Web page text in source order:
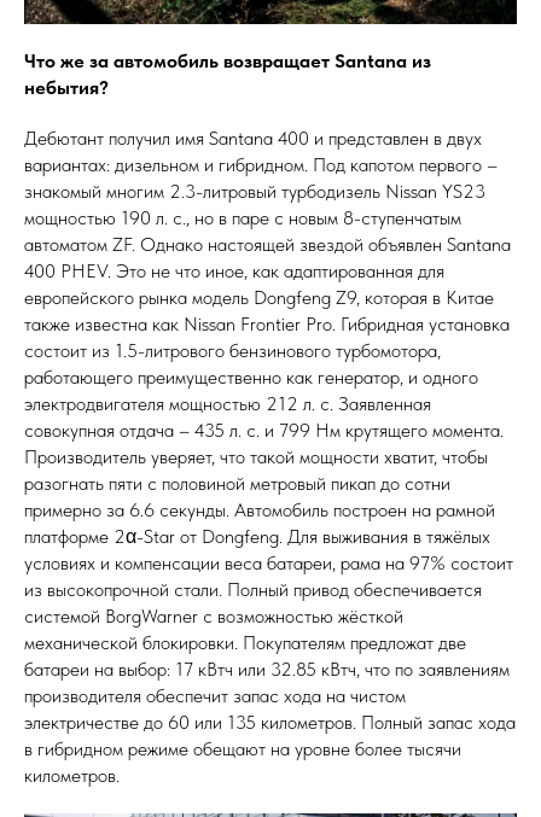
Что же за автомобиль возвращает Santana из
небытия?
Дебютант получил имя Santana 400 и представлен в двух
вариантах: дизельном и гибридном. Под капотом первого –
знакомый многим 2.3-литровый турбодизель Nissan YS23
мощностью 190 л. с., но в паре с новым 8-ступенчатым
автоматом ZF. Однако настоящей звездой объявлен Santana
400 PHEV. Это не что иное, как адаптированная для
европейского рынка модель Dongfeng Z9, которая в Китае
также известна как Nissan Frontier Pro. Гибридная установка
состоит из 1.5-литрового бензинового турбомотора,
работающего преимущественно как генератор, и одного
электродвигателя мощностью 212 л. с. Заявленная
совокупная отдача – 435 л. с. и 799 Нм крутящего момента.
Производитель уверяет, что такой мощности хватит, чтобы
разогнать пяти с половиной метровый пикап до сотни
примерно за 6.6 секунды. Автомобиль построен на рамной
платформе 2α-Star от Dongfeng. Для выживания в тяжёлых
условиях и компенсации веса батареи, рама на 97% состоит
из высокопрочной стали. Полный привод обеспечивается
системой BorgWarner с возможностью жёсткой
механической блокировки. Покупателям предложат две
батареи на выбор: 17 кВтч или 32.85 кВтч, что по заявлениям
производителя обеспечит запас хода на чистом
электричестве до 60 или 135 километров. Полный запас хода
в гибридном режиме обещают на уровне более тысячи
километров.